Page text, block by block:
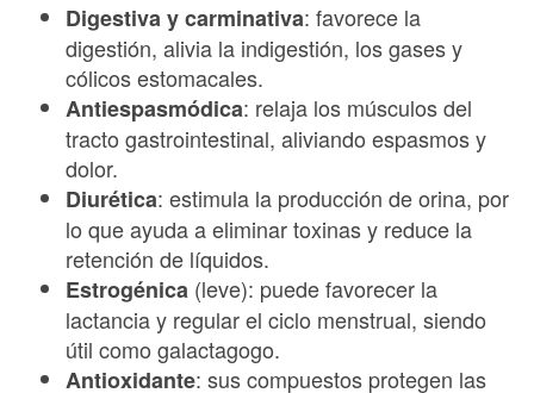
Digestiva y carminativa: favorece la
digestión, alivia la indigestión, los gases y
cólicos estomacales.
Antiespasmódica: relaja los músculos del
tracto gastrointestinal, aliviando espasmos y
dolor.
Diurética: estimula la producción de orina, por
lo que ayuda a eliminar toxinas y reduce la
retención de líquidos.
Estrogénica (leve): puede favorecer la
lactancia y regular el ciclo menstrual, siendo
útil como galactagogo.
Antioxidante: sus compuestos protegen las